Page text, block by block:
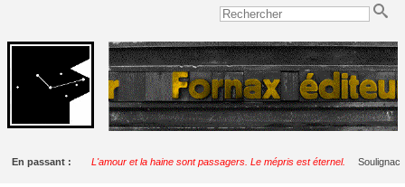
En passant : L'amour et la haine sont passagers. Le mépris est éternel. Soulignac